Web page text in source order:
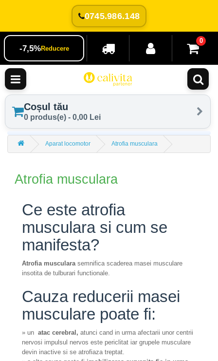
0745.986.148
-7,5%Reducere
0
Coșul tău
0 produs(e) - 0,00 Lei
Aparat locomotor Atrofia musculara
Atrofia musculara
Ce este atrofia
musculara si cum se
manifesta?
Atrofia muscularasemnifica scaderea masei musculare
insotita de tulburari functionale.
Cauza reducerii masei
musculare poate fi:
» un atac cerebral, atunci cand in urma afectarii unor centrii
nervosi impulsul nervos este periclitat iar grupele musculare
devin inactive si se atrofiaza treptat.